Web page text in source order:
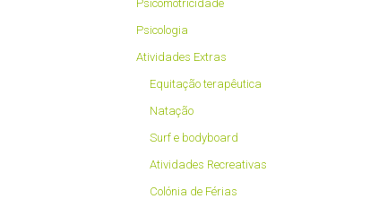
Psicomotricidade
Psicologia
Atividades Extras
Equitação terapêutica
Natação
Surf e bodyboard
Atividades Recreativas
Colónia de Férias